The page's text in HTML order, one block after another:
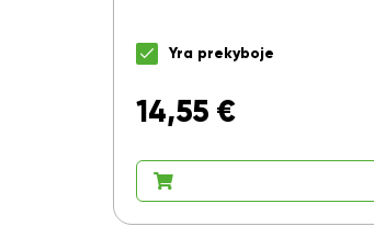
Yra prekyboje
14,55 €